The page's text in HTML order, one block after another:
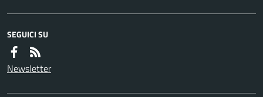
SEGUICI SU
Newsletter